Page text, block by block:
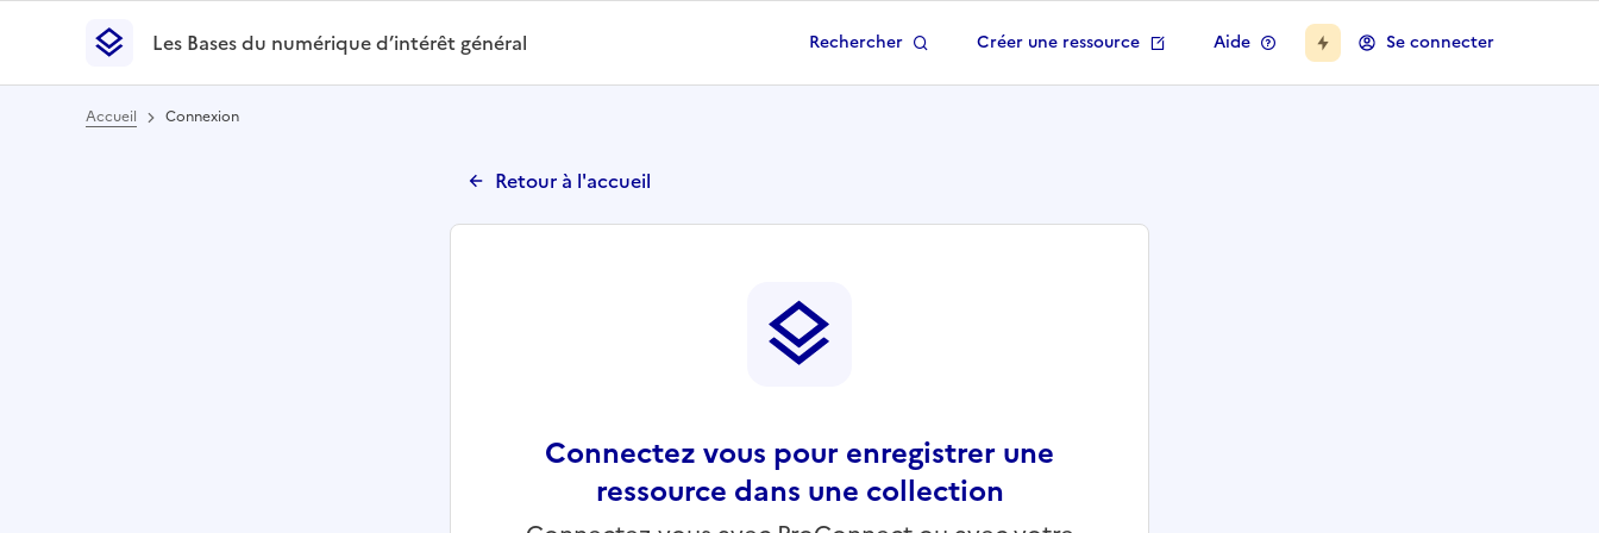
Les Bases du numérique d’intérêt général- Retour à la page d'accueil
Les Bases du numérique d’intérêt général
Rechercher Créer une ressource Aide Se connecter
Accueil Connexion
Retour à l'accueil
Connectez vous pour enregistrer une
ressource dans une collection